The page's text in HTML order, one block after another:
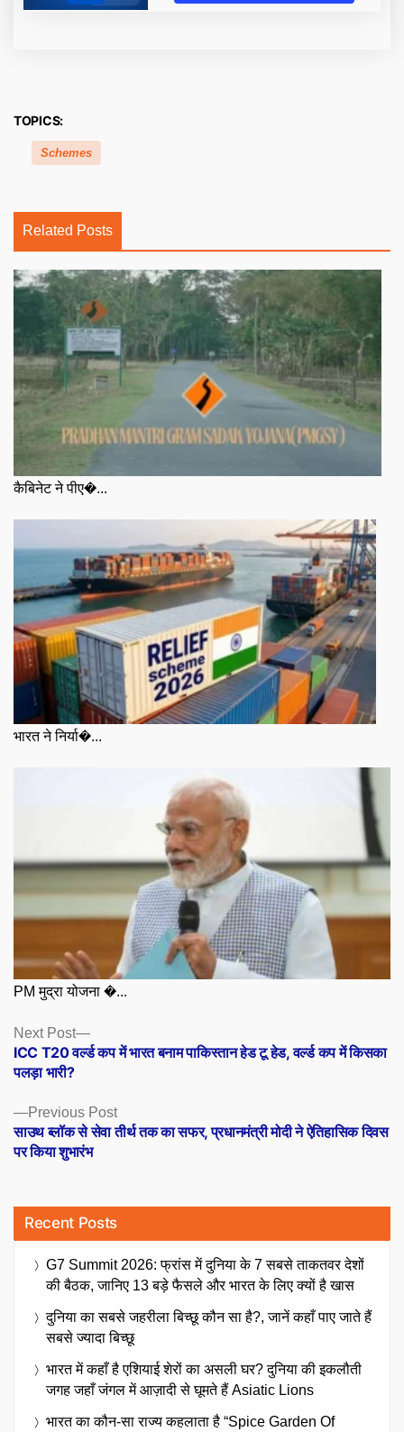
TOPICS:
Schemes
Related Posts
कैबिनेट ने पीए�...
भारत ने निर्या�...
PM मुद्रा योजना �...
Posts
navigation
Previous PostPrevious
post:
साउथ ब्लॉक से सेवा तीर्थ तक का सफर, प्रधानमंत्री मोदी ने ऐतिहासिक दिवस
पर किया शुभारंभ
Next Post
Next
post:
ICC T20 वर्ल्ड कप में भारत बनाम पाकिस्तान हेड टू हेड, वर्ल्ड कप में किसका
पलड़ा भारी?
Recent Posts
G7 Summit 2026: फ्रांस में दुनिया के 7 सबसे ताकतवर देशों
की बैठक, जानिए 13 बड़े फैसले और भारत के लिए क्यों है खास
दुनिया का सबसे जहरीला बिच्छू कौन सा है?, जानें कहाँ पाए जाते हैं
सबसे ज्यादा बिच्छू
भारत में कहाँ है एशियाई शेरों का असली घर? दुनिया की इकलौती
जगह जहाँ जंगल में आज़ादी से घूमते हैं Asiatic Lions
भारत का कौन-सा राज्य कहलाता है “Spice Garden Of